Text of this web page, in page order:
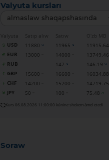
Valyuta kursları
almaslaw shaqapshasında
Valyuta Satıp alıw Satıw
O‘zb MB
USD
11880 11965
11915.64
EUR
13000 14000
13749.46
RUB
147
146.19
GBP
15600 16600
16034.88
CHF
14200 15200
14719.75
JPY
50 100 75.48
Kurs 06.08.2026 11:00:00 kúnine shekem ámel etedi
Soraw